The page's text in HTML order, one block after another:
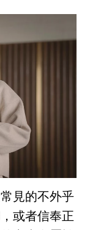
見的不外乎
或者信奉正